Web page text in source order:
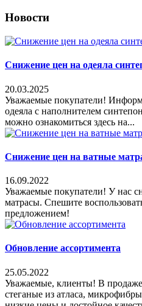
Новости
Снижение цен на одеяла
20.03.2025
Уважаемые покупатели!
одеяла с наполнителем
можно ознакомиться здесь на...
Снижение цен на ватные
16.09.2022
Уважаемые покупатели! У нас
матрасы. Спешите
предложением!
Обновление ассортимента
25.05.2022
Уважаемые, клиенты! В
стеганые из атласа,